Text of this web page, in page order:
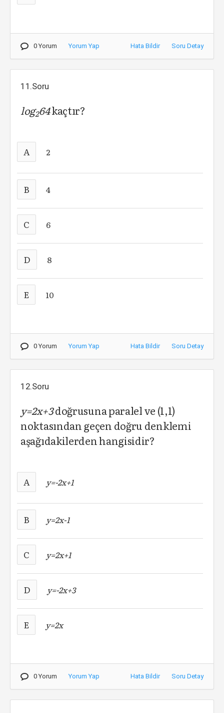
0 Yorum Yorum Yap Hata Bildir Soru Detay
11.Soru
log264kaçtır?
A 2
B 4
C 6
D 8
E 10
0 Yorum Yorum Yap Hata Bildir Soru Detay
12.Soru
y=2x+3doğrusuna paralel ve (1,1)
noktasından geçen doğru denklemi
aşağıdakilerden hangisidir?
A y=-2x+1
B y=2x-1
C y=2x+1
D y=-2x+3
E y=2x
0 Yorum Yorum Yap Hata Bildir Soru Detay